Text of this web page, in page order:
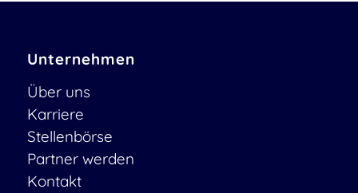
Unternehmen
Über uns
Karriere
Stellenbörse
Partner werden
Kontakt